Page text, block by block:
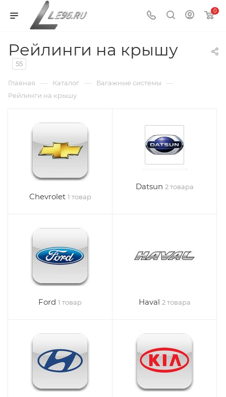
0
Рейлинги на крышу
55
Главная — Каталог — Багажные системы —
Рейлинги на крышу
Chevrolet 1 товар
Datsun 2 товара
Ford 1 товар Haval 2 товара